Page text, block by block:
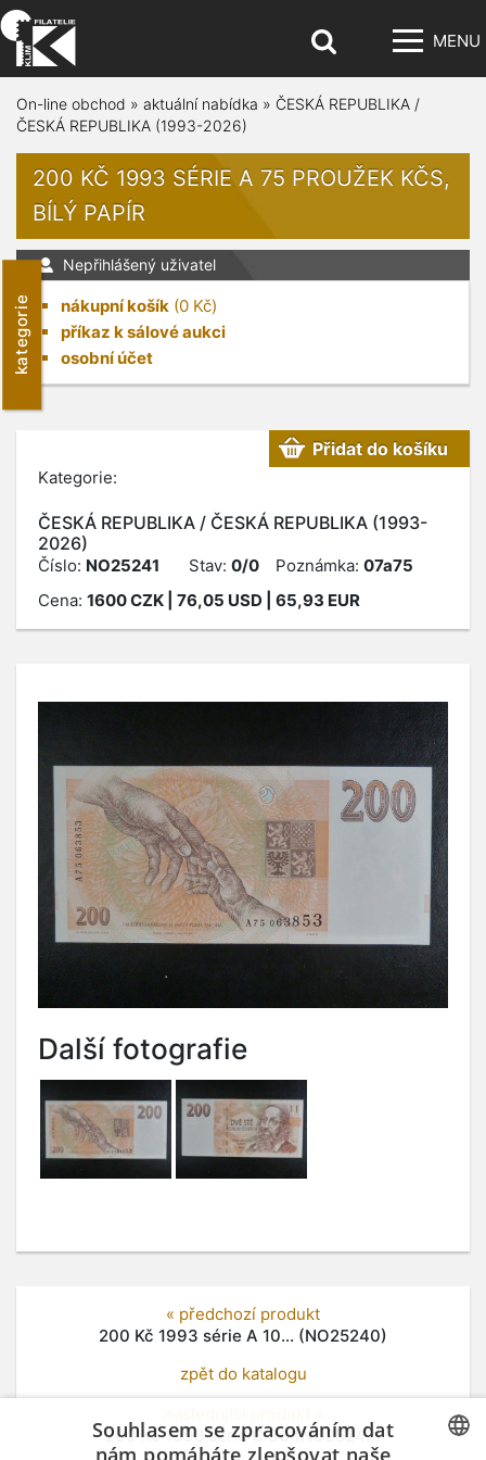
MENU
kategorie
On-line obchod » aktuální nabídka » ČESKÁ REPUBLIKA /
ČESKÁ REPUBLIKA (1993-2026)
200 KČ 1993 SÉRIE A 75 PROUŽEK KČS,
BÍLÝ PAPÍR
Nepřihlášený uživatel
nákupní košík (0 Kč)
příkaz k sálové aukci
osobní účet
Kategorie:
ČESKÁ REPUBLIKA / ČESKÁ REPUBLIKA (1993-
2026)
Přidat do košíku
Číslo: NO25241 Stav: 0/0 Poznámka: 07a75
Cena: 1600CZK | 76,05 USD | 65,93 EUR
Další fotografie
« předchozí produkt
200 Kč 1993 série A 10... (NO25240)
zpět do katalogu
200 Kč 1998 série C 36 (NO25242)
Souhlasem se zpracováním dat
nám pomáháte zlepšovat naše